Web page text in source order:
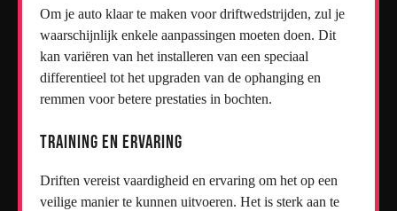
Om je auto klaar te maken voor driftwedstrijden, zul je
waarschijnlijk enkele aanpassingen moeten doen. Dit
kan variëren van het installeren van een speciaal
differentieel tot het upgraden van de ophanging en
remmen voor betere prestaties in bochten.
Training en ervaring
Driften vereist vaardigheid en ervaring om het op een
veilige manier te kunnen uitvoeren. Het is sterk aan te